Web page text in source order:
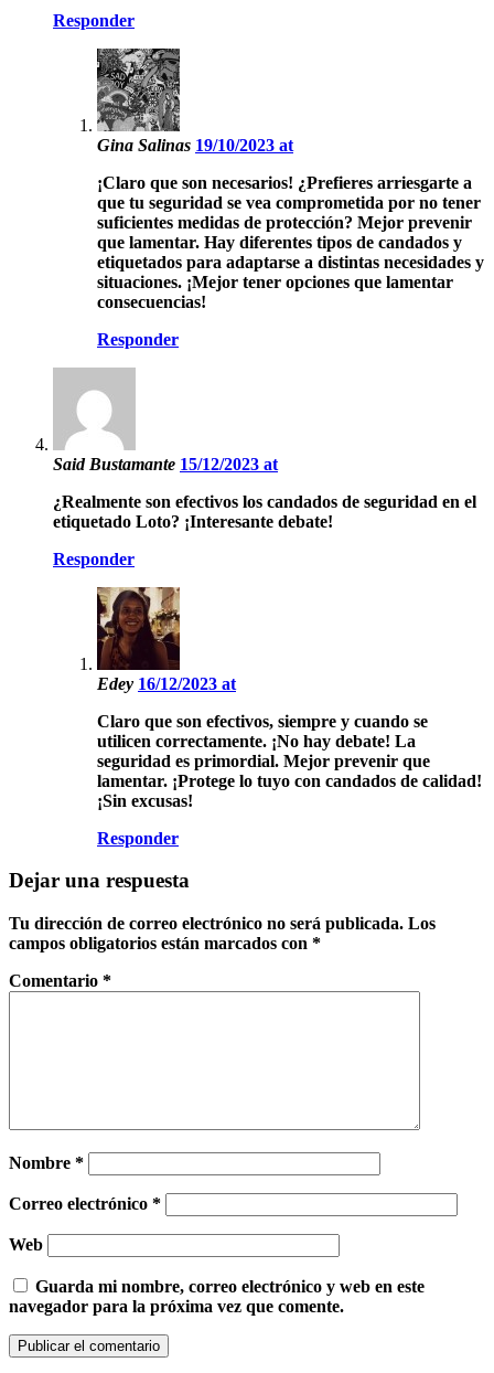
Responder
Gina Salinas 19/10/2023 at
¡Claro que son necesarios! ¿Prefieres arriesgarte a
que tu seguridad se vea comprometida por no tener
suficientes medidas de protección? Mejor prevenir
que lamentar. Hay diferentes tipos de candados y
etiquetados para adaptarse a distintas necesidades y
situaciones. ¡Mejor tener opciones que lamentar
consecuencias!
Responder
Said Bustamante 15/12/2023 at
¿Realmente son efectivos los candados de seguridad en el
etiquetado Loto? ¡Interesante debate!
Responder
Edey 16/12/2023 at
Claro que son efectivos, siempre y cuando se
utilicen correctamente. ¡No hay debate! La
seguridad es primordial. Mejor prevenir que
lamentar. ¡Protege lo tuyo con candados de calidad!
¡Sin excusas!
Responder
Dejar una respuesta
Tu dirección de correo electrónico no será publicada. Los
campos obligatorios están marcados con *
Comentario *
Nombre *
Correo electrónico *
Web
Guarda mi nombre, correo electrónico y web en este
navegador para la próxima vez que comente.